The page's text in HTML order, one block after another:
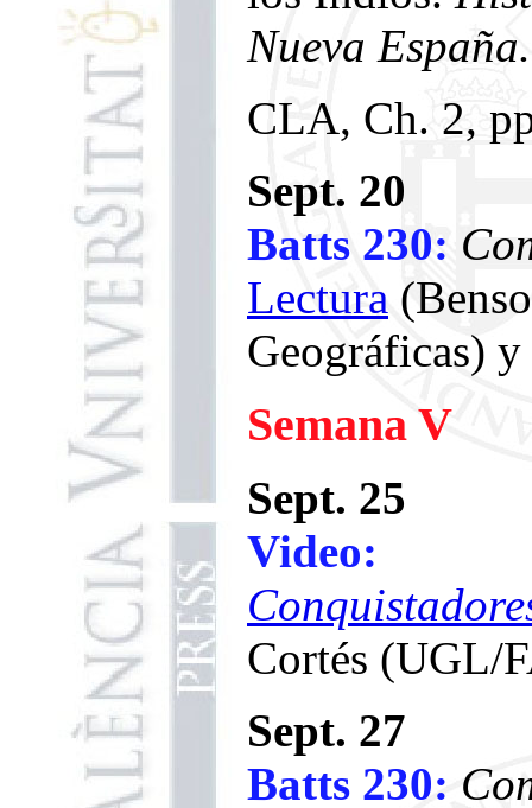
Nueva España.
CLA, Ch. 2,
Sept. 20
Batts 230:
Lectura
Geográficas)
Semana V
Sept. 25
Video:
Cortés (UGL/
Sept. 27
Batts 230: